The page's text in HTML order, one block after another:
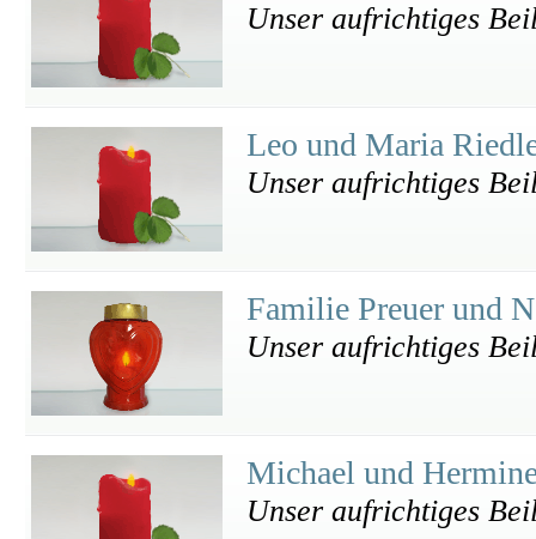
Unser aufrichtiges
Leo und Maria
Unser aufrichtiges
Familie Preuer und
Unser aufrichtiges
Michael und
Unser aufrichtiges